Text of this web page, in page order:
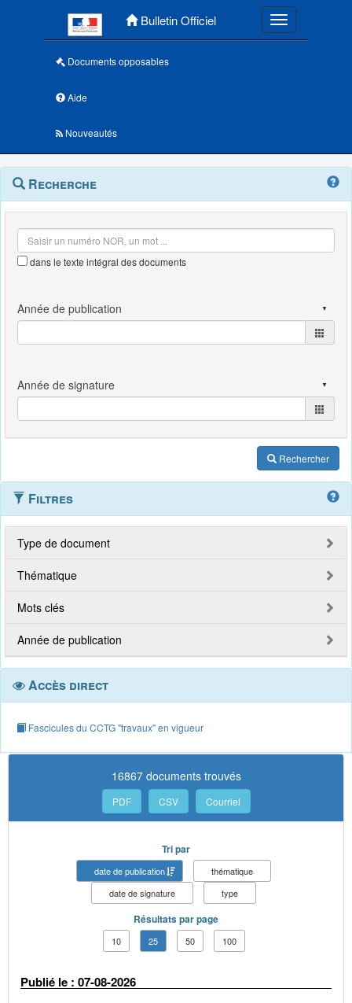
Bulletin Officiel Toggle
Documents opposables
Aide
Nouveautés
Navigation
outils
Menu
contextuel
Recherche
dans le texte intégral des documents
Rechercher
Filtres
Type de document
Thématique
Mots clés
Année de publication
Accès direct
Fascicules du CCTG "travaux" en vigueur
16867 documents trouvés
PDF CSV Courriel
Tri par
date de publication
thématique
date de signature
type
Résultats par page
10 25 50 100
Publié le : 07-08-2026